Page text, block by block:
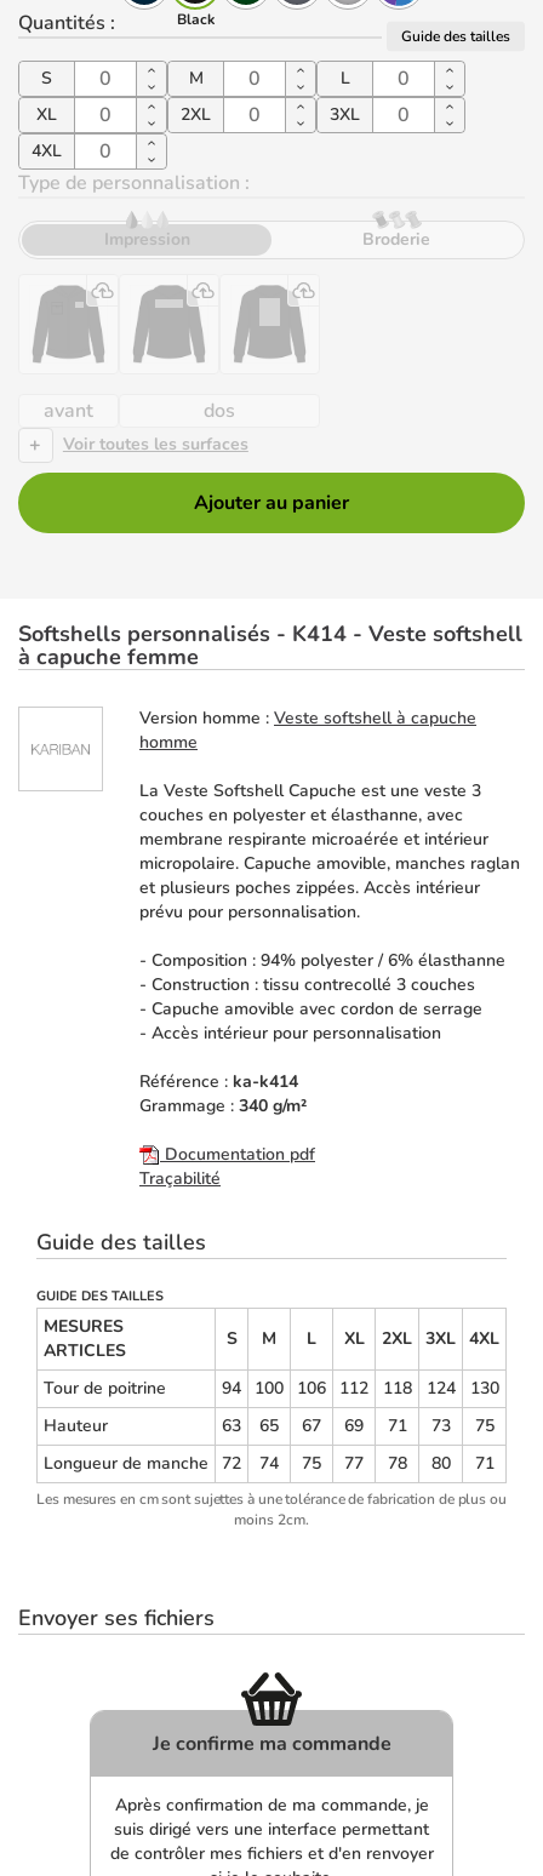
Black
Quantités : Guide des tailles
S M
L
XL
2XL
3XL
4XL
Type de personnalisation :
Impression Broderie
avant
dos
+
Voir toutes les surfaces
Ajouter au panier
Softshells personnalisés - K414 - Veste softshell
à capuche femme
Version homme : Veste softshell à capuche
homme
La Veste Softshell Capuche est une veste 3
couches en polyester et élasthanne, avec
membrane respirante microaérée et intérieur
micropolaire. Capuche amovible, manches raglan
et plusieurs poches zippées. Accès intérieur
prévu pour personnalisation.
- Composition : 94% polyester / 6% élasthanne
- Construction : tissu contrecollé 3 couches
- Capuche amovible avec cordon de serrage
- Accès intérieur pour personnalisation
Référence : ka-k414
Grammage : 340 g/m²
Documentation pdf
Traçabilité
Guide des tailles
GUIDE DES TAILLES
MESURES
ARTICLES
S M L XL 2XL 3XL 4XL
Tour de poitrine 94 100 106 112 118 124
130
Hauteur
63 65 67 69 71 73
75
Longueur de manche
72 74 75 77 78 80 71
Les mesures en cm sont sujettes à une tolérance de fabrication de plus ou
moins 2cm.
Envoyer ses fichiers
Je confirme ma commande
Après confirmation de ma commande, je
suis dirigé vers une interface permettant
de contrôler mes fichiers et d'en renvoyer